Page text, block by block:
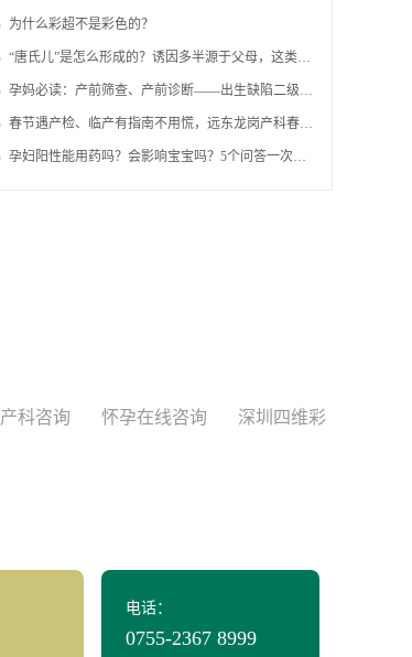
为什么彩超不是彩色的？
“唐氏儿”是怎么形成的？诱因多半源于父母，这类孕妈准爸要注意！
孕妈必读：产前筛查、产前诊断——出生缺陷二级防控的利器！
春节遇产检、临产有指南不用慌，远东龙岗产科春节不打烊，守护母婴健康！
孕妇阳性能用药吗？会影响宝宝吗？5个问答一次说清
产科咨询 怀孕在线咨询 深圳四维彩
电话：
0755-2367 8999